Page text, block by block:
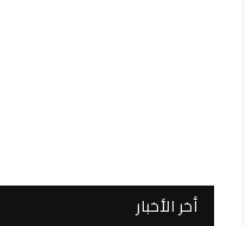
أخر الأخبار